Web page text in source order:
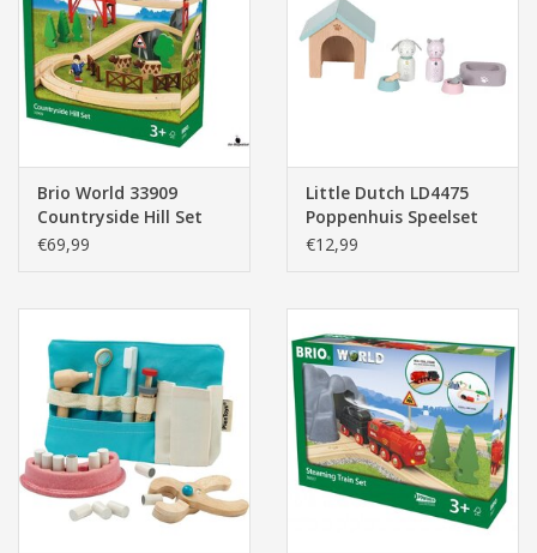
Pasen
Brio World 33909
Countryside Hill Set
€69,99
Little Dutch LD4475
Poppenhuis Speelset
Huisdieren
€12,99